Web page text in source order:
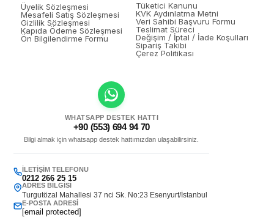
Üyelik Sözleşmesi
Mesafeli Satış Sözleşmesi
Gizlilik Sözleşmesi
Kapıda Ödeme Sözleşmesi
Ön Bilgilendirme Formu
Tüketici Kanunu
KVK Aydınlatma Metni
Veri Sahibi Başvuru Formu
Teslimat Süreci
Değişim / İptal / İade Koşulları
Sipariş Takibi
Çerez Politikası
WHATSAPP DESTEK HATTI
+90 (553) 694 94 70
Bilgi almak için whatsapp destek hattımızdan ulaşabilirsiniz.
İLETIŞIM TELEFONU
0212 266 25 15
ADRES BILGISI
Turgutözal Mahallesi 37 nci Sk. No:23 Esenyurt/İstanbul
E-POSTA ADRESI
[email protected]